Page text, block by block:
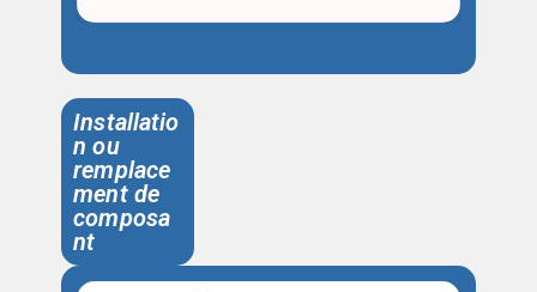
Installatio
n ou
remplace
ment de
composa
nt